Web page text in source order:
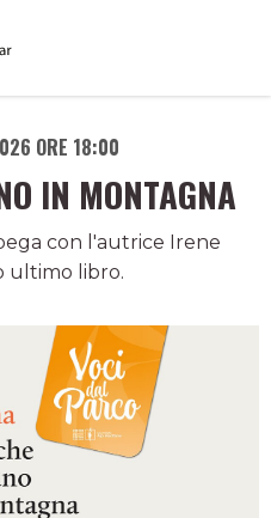
ORE 18:00
IN MONTAGNA
con l'autrice Irene
ultimo libro.